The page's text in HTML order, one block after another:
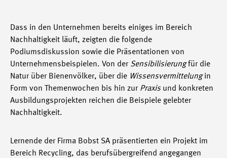
Dass in den Unternehmen bereits einiges im Bereich
Nachhaltigkeit läuft, zeigten die folgende
Podiumsdiskussion sowie die Präsentationen von
Unternehmensbeispielen. Von der Sensibilisierungfür die
Natur über Bienenvölker, über die Wissensvermittelungin
Form von Themenwochen bis hin zur Praxisund konkreten
Ausbildungsprojekten reichen die Beispiele gelebter
Nachhaltigkeit.
Lernende der Firma Bobst SA präsentierten ein Projekt im
Bereich Recycling, das berufsübergreifend angegangen